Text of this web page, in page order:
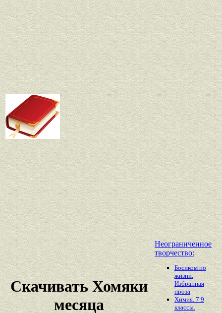
Скачивать Хомяки
месяца
Неограниченное
творчество:
Босиком по
жизни.
Избранная
проза
Химия. 7 9
классы.